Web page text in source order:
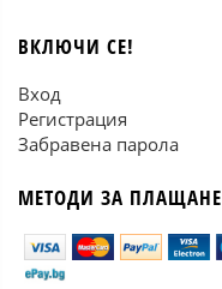
ВКЛЮЧИ СЕ!
Вход
Регистрация
Забравена парола
МЕТОДИ ЗА ПЛАЩАНЕ